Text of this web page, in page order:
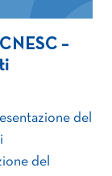
–
del
del